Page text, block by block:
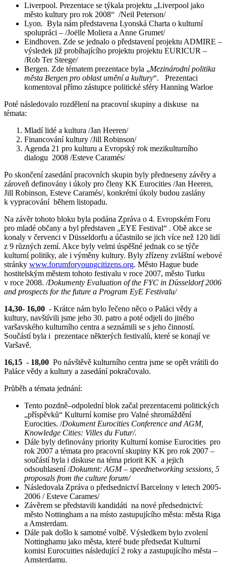
Liverpool. Prezentace se týkala projektu „Liverpool jako
město kultury pro rok 2008“ /Neil Peterson/
Lyon. Byla nám představena Lyonská Charta o kulturní
spolupráci – /Joëlle Moliera a Anne Grumet/
Eindhoven. Zde se jednalo o představení projektu ADMIRE –
výsledek již probíhajícího projektu projektu EURICUR –
/Rob Ter Steege/
Bergen. Zde tématem prezentace byla „Mezinárodní politika
města Bergen pro oblast umění a kultury“. Prezentaci
komentoval přímo zástupce politické sféry Hanning Warloe
Poté následovalo rozdělení na pracovní skupiny a diskuse na
témata:
Mladí lidé a kultura /Jan Heeren/
Financování kultury /Jill Robinson/
Agenda 21 pro kulturu a Evropský rok mezikulturního
dialogu 2008 /Esteve Caramés/
Po skončení zasedání pracovních skupin byly předneseny závěry a
zároveň definovány i úkoly pro členy KK Eurocities /Jan Heeren,
Jill Robinson, Esteve Caramés/, konkrétní úkoly budou zaslány
k vypracování během listopadu.
Na závěr tohoto bloku byla podána Zpráva o 4. Evropském Foru
pro mladé občany a byl představen „EYE Festival“ . Obě akce se
konaly v červenci v Düsseldorfu a účastnilo se jich více než 120 lidí
z 9 různých zemí. Akce byly velmi úspěšné jednak co se týče
kulturní politiky, ale i výměny kultury. Byly zřízeny zvláštní webové
stránky www.forumforyoungcitizens.org. Město Hague bude
hostitelským městem tohoto festivalu v roce 2007, město Turku
v roce 2008. /Dokumenty Evaluation of the FYC in Düsseldorf 2006
and prospects for the future a Program EyE Festivalu/
14,30- 16,00 - Krátce nám bylo řečeno něco o Paláci vědy a
kultury, navštívili jsme jeho 30. patro a poté odjeli do jiného
varšavského kulturního centra a seznámili se s jeho činností.
Součástí byla i prezentace některých festivalů, které se konají ve
Varšavě.
16,15 - 18,00 Po návštěvě kulturního centra jsme se opět vrátili do
Paláce vědy a kultury a zasedání pokračovalo.
Průběh a témata jednání:
Tento pozdně–odpolední blok začal prezentacemi politických
„příspěvků“ Kulturní komise pro Valné shromáždění
Eurocities. /Dokument Eurocities Conference and AGM,
Knowledge Cities: Villes du Futur/.
Dále byly definovány priority Kulturní komise Eurocities pro
rok 2007 a témata pro pracovní skupiny KK pro rok 2007 –
součástí byla i diskuse na téma priorit KK a jejich
odsouhlasení /Dokumnt: AGM – speednetworking sessions, 5
proposals from the culture forum/
Následovala Zpráva o předsednictví Barcelony v letech 2005-
2006 / Esteve Carames/
Závěrem se představili kandidáti na nové předsednictví:
město Nottingham a na místo zastupujícího města: města Riga
a Amsterdam.
Dále pak došlo k samotné volbě. Výsledkem bylo zvolení
Nottinghamu jako města, které bude předsedat Kulturní
komisi Eurocuities následující 2 roky a zastupujícího města –
Amsterdamu.